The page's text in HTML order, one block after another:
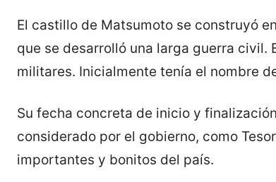
El castillo de Matsumoto se construyó
que se desarrolló una larga guerra civil.
militares. Inicialmente tenía el nombre
Su fecha concreta de inicio y
considerado por el gobierno, como
importantes y bonitos del país.